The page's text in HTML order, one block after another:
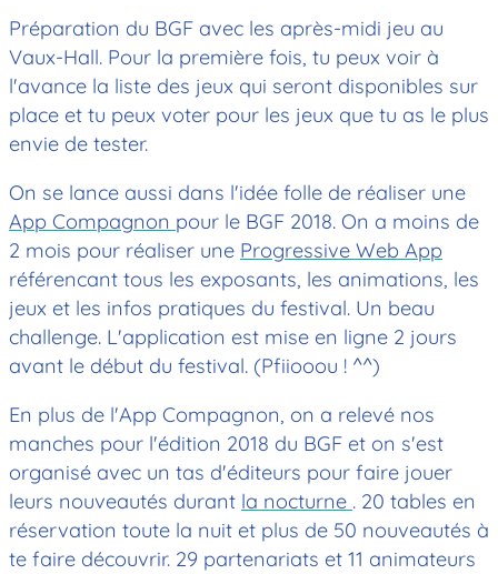
Préparation du BGF avec les après-midi jeu au
Vaux-Hall. Pour la première fois, tu peux voir à
l'avance la liste des jeux qui seront disponibles sur
place et tu peux voter pour les jeux que tu as le plus
envie de tester.
On se lance aussi dans l'idée folle de réaliser une
App Compagnon pour le BGF 2018. On a moins de
2 mois pour réaliser une Progressive Web App
référencant tous les exposants, les animations, les
jeux et les infos pratiques du festival. Un beau
challenge. L'application est mise en ligne 2 jours
avant le début du festival. (Pfiiooou ! ^^)
En plus de l'App Compagnon, on a relevé nos
manches pour l'édition 2018 du BGF et on s'est
organisé avec un tas d'éditeurs pour faire jouer
leurs nouveautés durant la nocturne . 20 tables en
réservation toute la nuit et plus de 50 nouveautés à
te faire découvrir. 29 partenariats et 11 animateurs